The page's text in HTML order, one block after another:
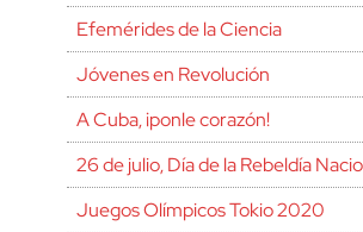
Efemérides de la Ciencia
Jóvenes en Revolución
A Cuba, ¡ponle corazón!
26 de julio, Día de la Rebeldía
Juegos Olímpicos Tokio 2020